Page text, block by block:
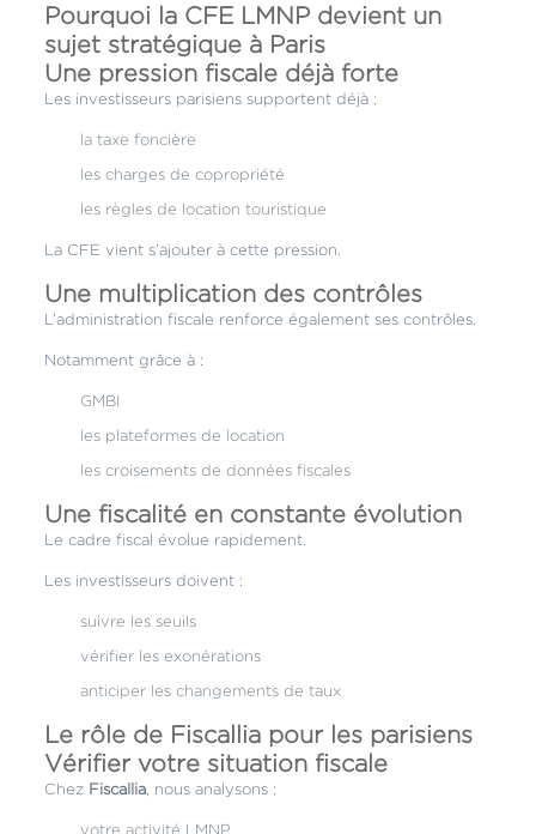
Pourquoi la CFE LMNP devient un
sujet stratégique à Paris
Une pression fiscale déjà forte
Les investisseurs parisiens supportent déjà :
la taxe foncière
les charges de copropriété
les règles de location touristique
La CFE vient s’ajouter à cette pression.
Une multiplication des contrôles
L’administration fiscale renforce également ses contrôles.
Notamment grâce à :
GMBI
les plateformes de location
les croisements de données fiscales
Une fiscalité en constante évolution
Le cadre fiscal évolue rapidement.
Les investisseurs doivent :
suivre les seuils
vérifier les exonérations
anticiper les changements de taux
Le rôle de Fiscallia pour les parisiens
Vérifier votre situation fiscale
Chez Fiscallia, nous analysons :
votre activité LMNP